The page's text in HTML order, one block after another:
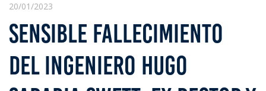
20/01/2023
SENSIBLE FALLECIMIENTO
DEL INGENIERO HUGO